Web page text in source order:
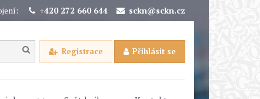
+420 272 660 644 sckn@sckn.cz
Registrace Přihlásit se